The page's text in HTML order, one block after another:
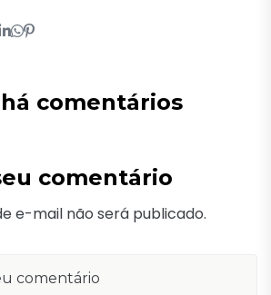
comentários
comentário
e-mail não será publicado.